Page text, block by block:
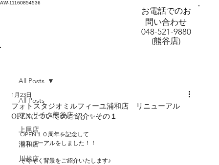
AW-11160854536
お電話でのお
問い合わせ
048-521-9880
(熊谷店)
All Posts
フェリチタ熊谷店
上尾店
浦和店
川越店
All Posts
フォトスタジオミルフィーユ浦和店 リニューアル
OPENについてのご紹介✨その１
1月23日
OPEN１０周年を記念して
リニューアルをしました！！
ぞくぞく背景をご紹介いたします♪